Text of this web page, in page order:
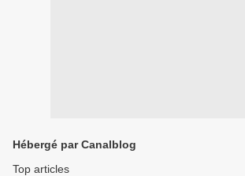
Hébergé par Canalblog
Top articles